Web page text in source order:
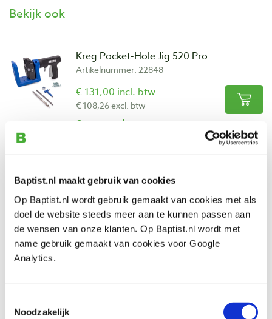
Baptist.nl maakt gebruik van cookies
Op Baptist.nl wordt gebruik gemaakt van cookies met als
doel de website steeds meer aan te kunnen passen aan
de wensen van onze klanten. Op Baptist.nl wordt met
name gebruik gemaakt van cookies voor Google
Analytics.
Noodzakelijk
Bekijk ook
Kreg Pocket-Hole Jig 520 Pro
Artikelnummer: 22848
€ 131,00 incl. btw
€ 108,26 excl. btw
Op voorraad
Kreg schroeven 25 mm fijne draad voor
hardhout, 500 stuks
Artikelnummer: 22760
€ 41,50 incl. btw
€ 34,30 excl. btw